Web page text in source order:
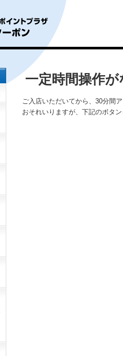
一定時間操作
ご入店いただいてから、30分間
おそれいりますが、下記のボタ